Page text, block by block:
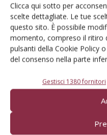
Clicca qui sotto per
scelte dettagliate. Le tue
questo sito. È possibile
momento, compreso il ritiro
pulsanti della Cookie Policy
del consenso nella parte
Gestisci 1380 fornitori
carbonica, quella idrica e
definiscono un
sostenibilità).
Già oggi si stanno
“eco labels”, nonostante il
impattante e quello che
questi potranno attirare
verso specifici bisogni o
Basti riflettere sul
garantiscono sostenibilità,